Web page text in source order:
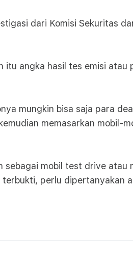
dari Komisi Sekuritas
angka hasil tes emisi atau
mungkin bisa saja para
memasarkan mobil-
mobil test drive atau
perlu dipertanyakan